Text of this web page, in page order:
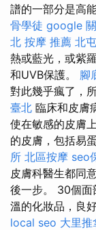
譜的一部分是高
骨學徒 google
北 按摩 推薦 北
熱或藍光，或紫
和UVB保護。 腳
對此幾乎瘋了，
臺北 臨床和皮膚
使在敏感的皮膚
的皮膚，包括易
所 北區按摩 seo
皮膚科醫生都同
後一步。 30個面
溫的化妝品，良
local seo 大里推